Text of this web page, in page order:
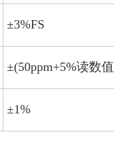
±3%FS
±(50ppm+5%读数
±1%